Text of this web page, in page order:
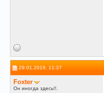
29.01.2019, 11:37
Foxter
Он иногда здесь!!.